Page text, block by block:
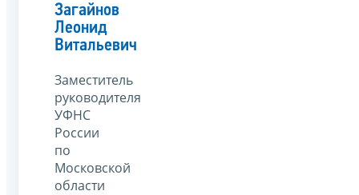
Загайнов
Леонид
Витальевич
Заместитель
руководителя
УФНС
России
по
Московской
области